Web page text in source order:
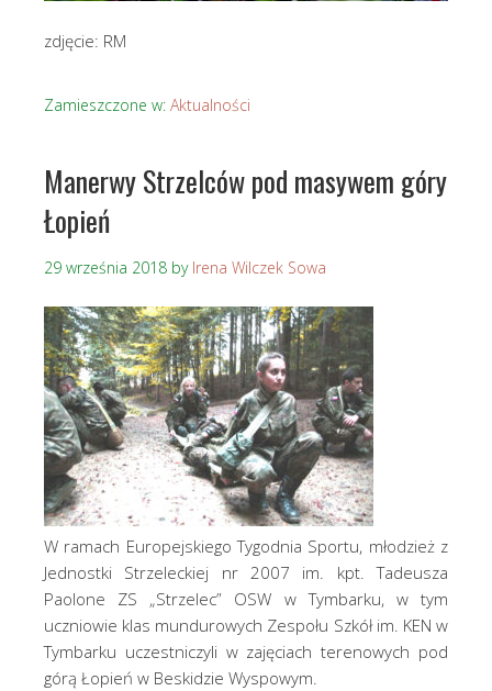
zdjęcie: RM
Zamieszczone w: Aktualności
Manerwy Strzelców pod masywem góry
Łopień
29 września 2018 by Irena Wilczek Sowa
W ramach Europejskiego Tygodnia Sportu, młodzież z
Jednostki Strzeleckiej nr 2007 im. kpt. Tadeusza
Paolone ZS „Strzelec” OSW w Tymbarku, w tym
uczniowie klas mundurowych Zespołu Szkół im. KEN w
Tymbarku uczestniczyli w zajęciach terenowych pod
górą Łopień w Beskidzie Wyspowym.